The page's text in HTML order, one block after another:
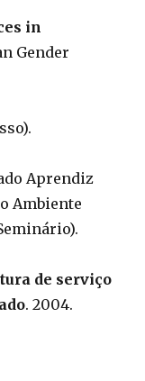
in
Gender
Aprendiz
Ambiente
de serviço
. 2004.